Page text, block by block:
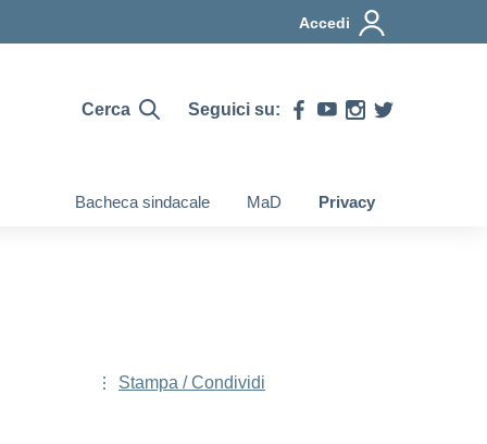
Accedi
Cerca Seguici su:
Bacheca sindacale MaD Privacy
Stampa / Condividi